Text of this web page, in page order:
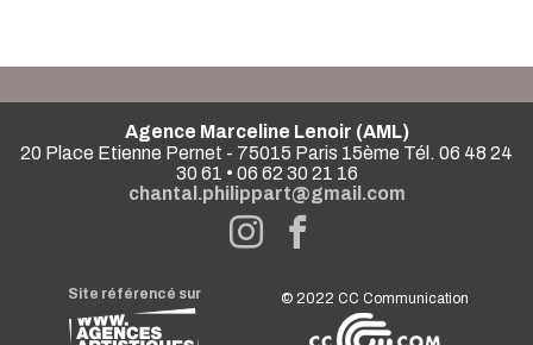
Agence Marceline Lenoir (AML)
20 Place Etienne Pernet - 75015 Paris 15ème Tél. 06 48 24
30 61 • 06 62 30 21 16
chantal.philippart@gmail.com
Site référencé sur © 2022CC Communication